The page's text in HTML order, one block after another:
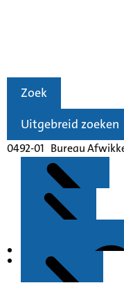
Zoek
Uitgebreid zoeken
0492-01 Bureau
Kenmerken
Inleiding